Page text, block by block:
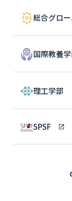
総合グロ
国際教養
理工学部
SPSF